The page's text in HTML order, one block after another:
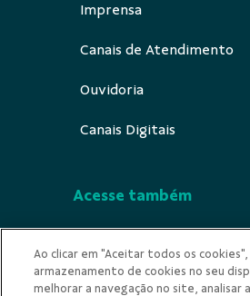
Imprensa
Canais de Atendimento
Ouvidoria
Canais Digitais
Acesse também
Indícios de Ilicitude
Ao clicar em "Aceitar todos os
armazenamento de cookies no seu
melhorar a navegação no site, analisar